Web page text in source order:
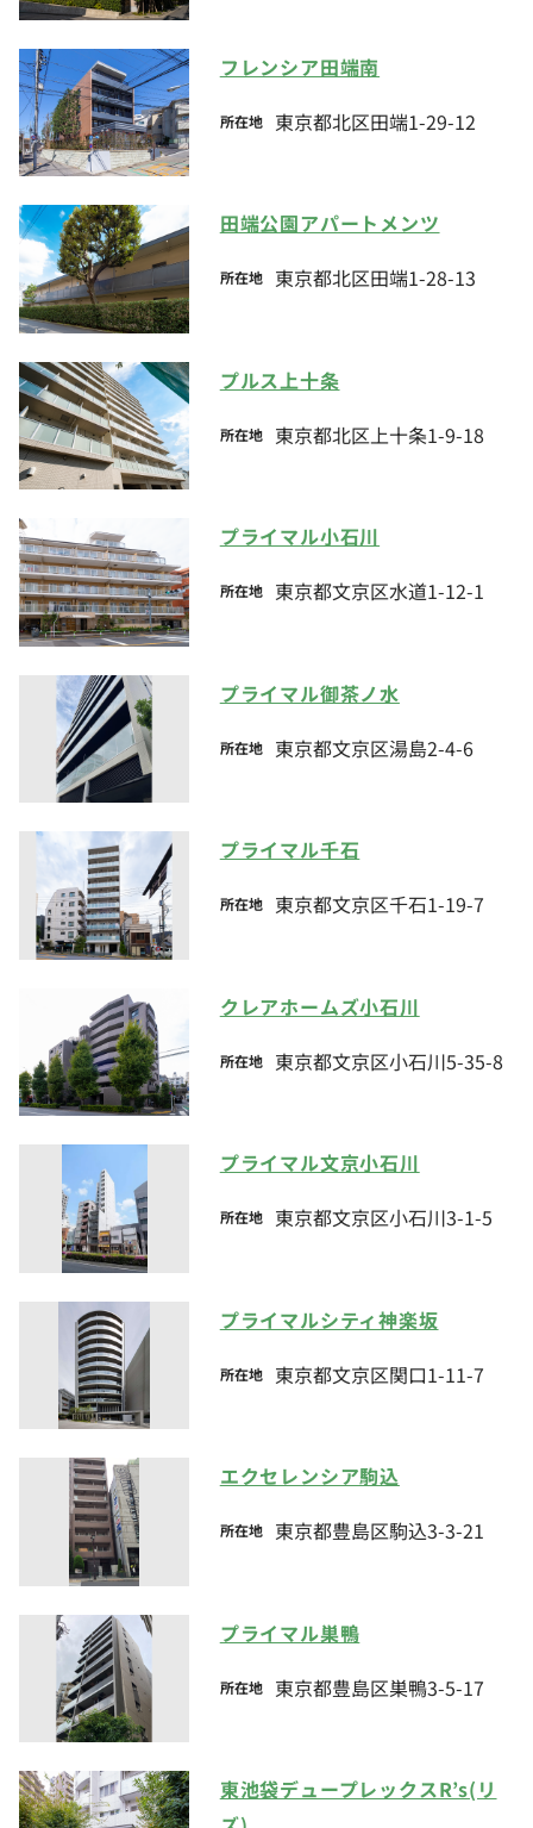
フレンシア田端南
所在地 東京都北区田端1-29-12
田端公園アパートメンツ
所在地 東京都北区田端1-28-13
プルス上十条
所在地 東京都北区上十条1-9-18
プライマル小石川
所在地 東京都文京区水道1-12-1
プライマル御茶ノ水
所在地 東京都文京区湯島2-4-6
プライマル千石
所在地 東京都文京区千石1-19-7
クレアホームズ小石川
所在地 東京都文京区小石川5-35-8
プライマル文京小石川
所在地 東京都文京区小石川3-1-5
プライマルシティ神楽坂
所在地 東京都文京区関口1-11-7
エクセレンシア駒込
所在地 東京都豊島区駒込3-3-21
プライマル巣鴨
所在地 東京都豊島区巣鴨3-5-17
東池袋デュープレックスR’s(リ